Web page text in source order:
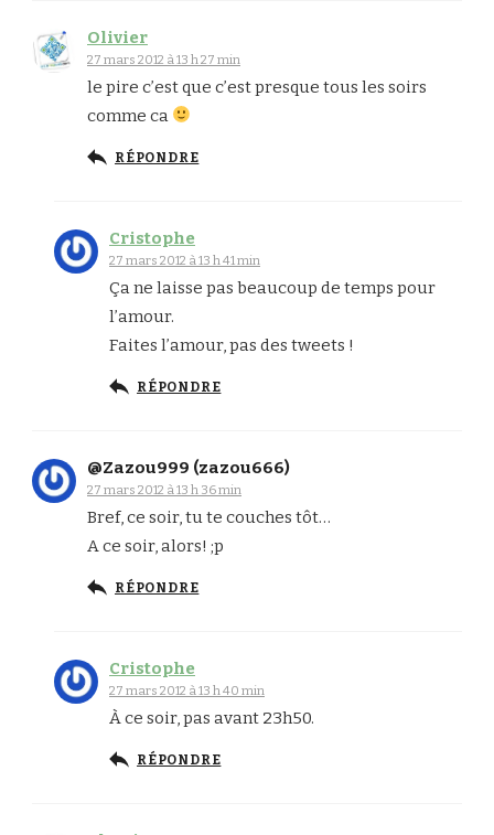
Olivier
27 mars 2012 à 13 h 27 min
le pire c’est que c’est presque tous les soirs
comme ca
RÉPONDRE
Cristophe
27 mars 2012 à 13 h 41 min
Ça ne laisse pas beaucoup de temps pour
l’amour.
Faites l’amour, pas des tweets !
RÉPONDRE
@Zazou999 (zazou666)
27 mars 2012 à 13 h 36 min
Bref, ce soir, tu te couches tôt…
A ce soir, alors! ;p
RÉPONDRE
Cristophe
27 mars 2012 à 13 h 40 min
À ce soir, pas avant 23h50.
RÉPONDRE